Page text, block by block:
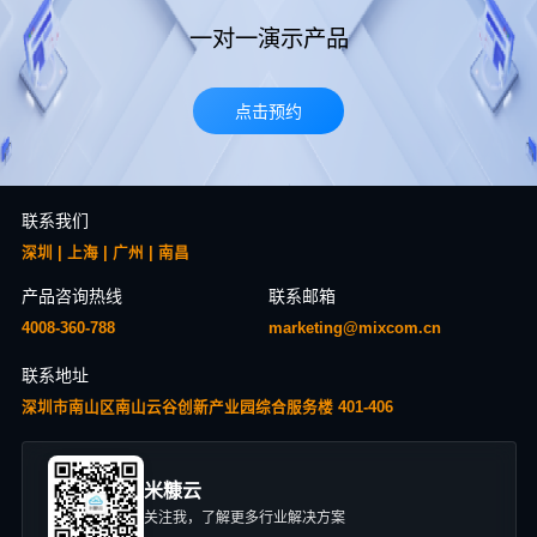
一对一演示产品
点击预约
联系我们
深圳 | 上海 | 广州 | 南昌
产品咨询热线
4008-360-788
联系邮箱
marketing@mixcom.cn
联系地址
深圳市南山区南山云谷创新产业园综合服务楼 401-406
米糠云
关注我，了解更多行业解决方案